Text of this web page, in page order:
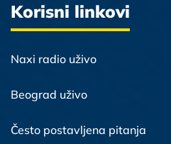
Korisni linkovi
Naxi radio uživo
Beograd uživo
Često postavljena pitanja